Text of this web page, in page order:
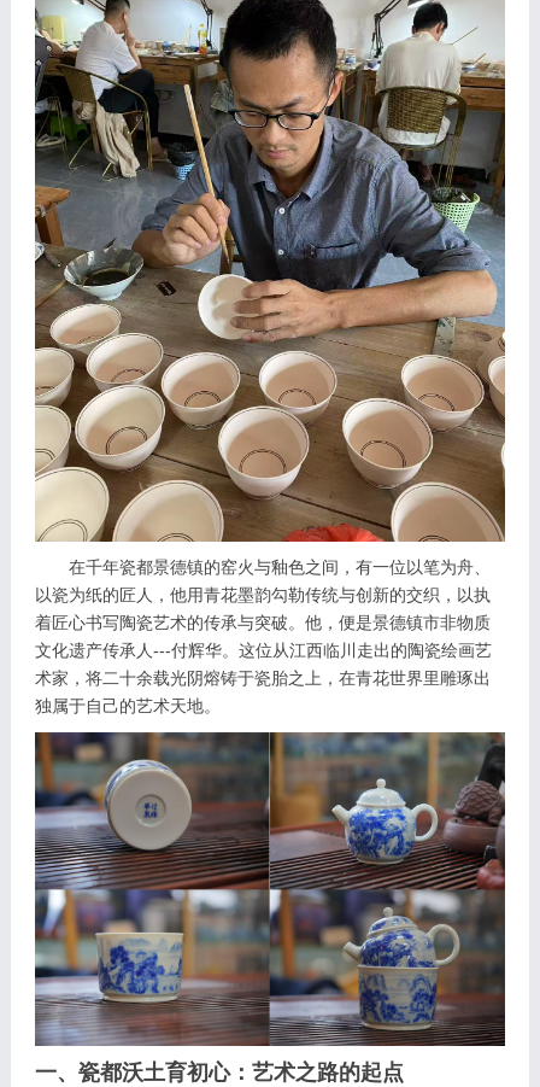
在千年瓷都景德镇的窑火与釉色之间，有一位以笔为舟、
以瓷为纸的匠人，他用青花墨韵勾勒传统与创新的交织，以执
着匠心书写陶瓷艺术的传承与突破。他，便是景德镇市非物质
文化遗产传承人---付辉华。这位从江西临川走出的陶瓷绘画艺
术家，将二十余载光阴熔铸于瓷胎之上，在青花世界里雕琢出
独属于自己的艺术天地。
一、瓷都沃土育初心：艺术之路的起点